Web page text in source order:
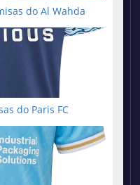
do Al Wahda
do Paris FC